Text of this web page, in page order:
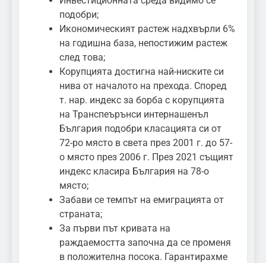
подобри;
Икономическият растеж надхвърли 6%
на годишна база, непостижим растеж
след това;
Корупцията достигна най-ниските си
нива от началото на прехода. Според
т. нар. индекс за борба с корупцията
на Транспеърънси интернашенъл
България подобри класацията си от
72-ро място в света през 2001 г. до 57-
о място през 2006 г. През 2021 същият
индекс класира България на 78-о
място;
Забави се темпът на емиграцията от
страната;
За първи път кривата на
раждаемостта започна да се променя
в положителна посока. Гарантирахме